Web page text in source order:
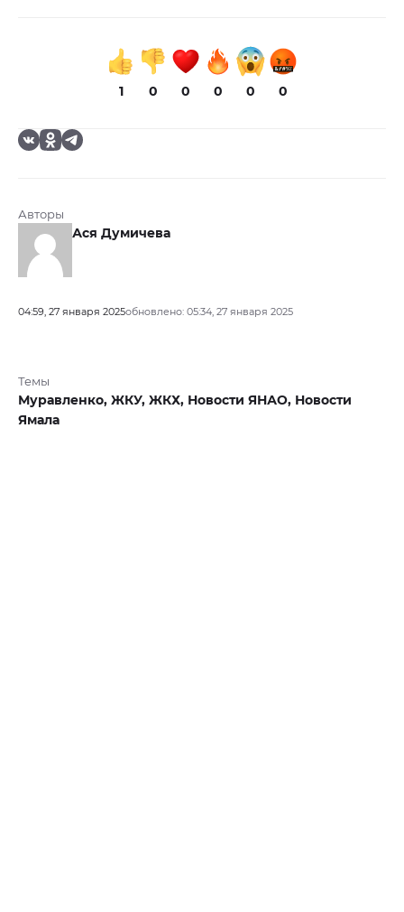
1 0 0 0 0 0
Авторы
Ася Думичева
04:59, 27 января 2025обновлено: 05:34, 27 января 2025
Темы
Муравленко, ЖКУ, ЖКХ, Новости ЯНАО, Новости
Ямала